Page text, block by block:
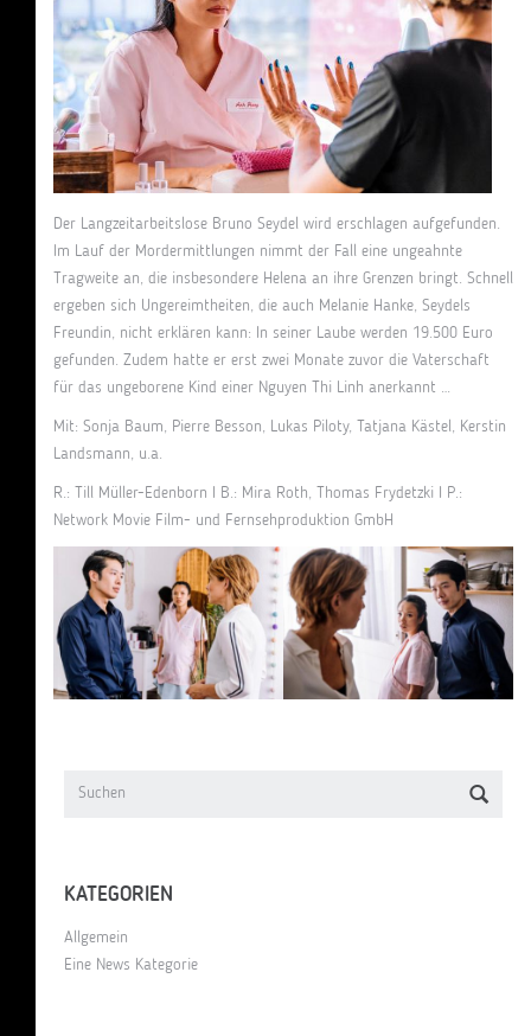
Der Langzeitarbeitslose Bruno Seydel wird erschlagen aufgefunden.
Im Lauf der Mordermittlungen nimmt der Fall eine ungeahnte
Tragweite an, die insbesondere Helena an ihre Grenzen bringt. Schnell
ergeben sich Ungereimtheiten, die auch Melanie Hanke, Seydels
Freundin, nicht erklären kann: In seiner Laube werden 19.500 Euro
gefunden. Zudem hatte er erst zwei Monate zuvor die Vaterschaft
für das ungeborene Kind einer Nguyen Thi Linh anerkannt …
Mit: Sonja Baum, Pierre Besson, Lukas Piloty, Tatjana Kästel, Kerstin
Landsmann, u.a.
R.: Till Müller-Edenborn I B.: Mira Roth, Thomas Frydetzki I P.:
Network Movie Film- und Fernsehproduktion GmbH
KATEGORIEN
Allgemein
Eine News Kategorie